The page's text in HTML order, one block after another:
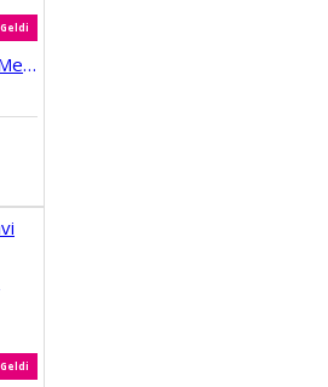
8cmx200cm Açık Ekru Meva Kendinden Yapışkanlı Kauçuk Kenar Koruma Bebek Çocuk Kenar Darbe Koruma